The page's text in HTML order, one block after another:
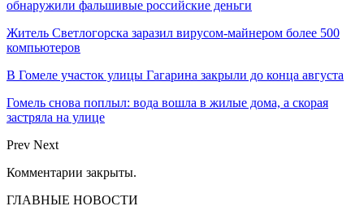
обнаружили фальшивые российские деньги
Житель Светлогорска заразил вирусом-майнером более 500
компьютеров
В Гомеле участок улицы Гагарина закрыли до конца августа
Гомель снова поплыл: вода вошла в жилые дома, а скорая
застряла на улице
Prev Next
Комментарии закрыты.
ГЛАВНЫЕ НОВОСТИ